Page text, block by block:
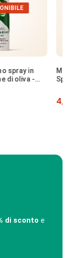
Biologico
di sconto e